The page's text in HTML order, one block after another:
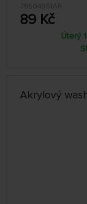
79504951AP
89 Kč
Úterý
Akrylový